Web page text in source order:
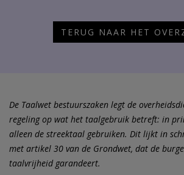
TERUG NAAR HET
De Taalwet bestuurszaken legt de
regeling op wat het taalgebruik betreft: in
alleen de streektaal gebruiken. Dit lijkt in
met artikel 30 van de Grondwet, dat de
taalvrijheid garandeert.